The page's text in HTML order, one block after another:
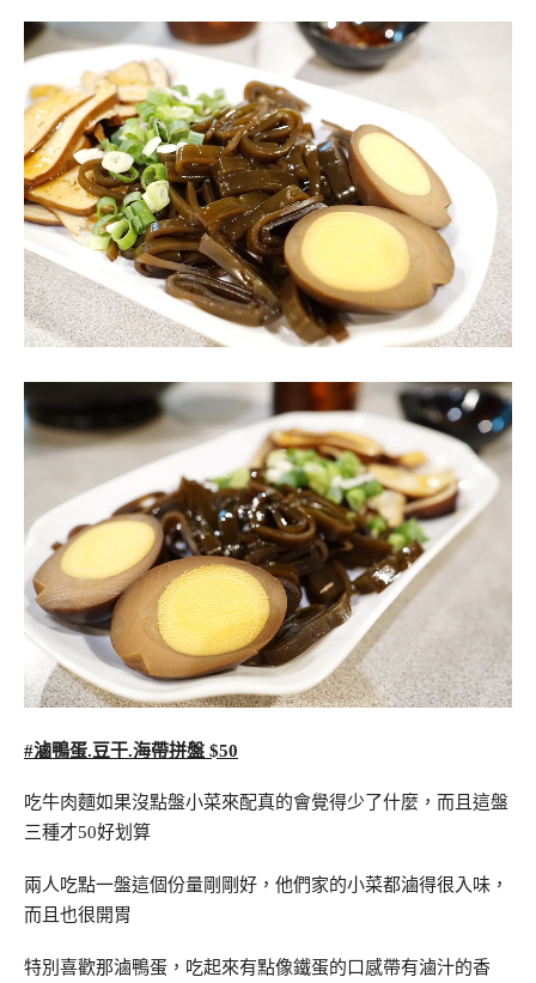
#滷鴨蛋.豆干.海帶拼盤 $50
吃牛肉麵如果沒點盤小菜來配真的會覺得少了什麼，而且這盤
三種才50好划算
兩人吃點一盤這個份量剛剛好，他們家的小菜都滷得很入味，
而且也很開胃
特別喜歡那滷鴨蛋，吃起來有點像鐵蛋的口感帶有滷汁的香